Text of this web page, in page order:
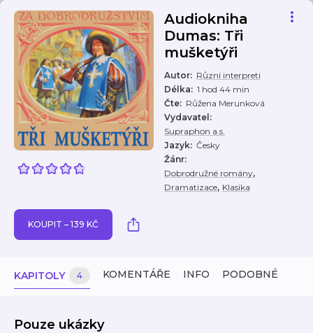
Audiokniha
Dumas: Tři
mušketýři
Autor: Různí interpreti
Délka: 1 hod 44 min
Čte: Růžena Merunková
Vydavatel :
Supraphon a.s.
Jazyk: Česky
Žánr:
Dobrodružné romány,
Dramatizace, Klasika
KOUPIT – 139 KČ
KAPITOLY 4 KOMENTÁŘE INFO PODOBNÉ
Pouze ukázky